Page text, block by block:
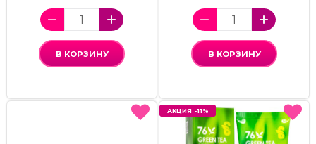
В КОРЗИНУ В КОРЗИНУ
АКЦИЯ -11%
АКЦИЯ -11%